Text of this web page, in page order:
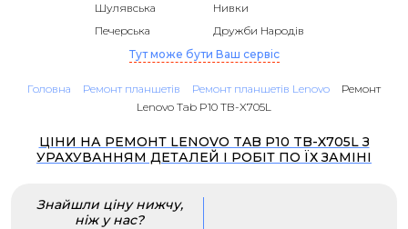
Шулявська
Нивки
Печерська
Дружби Народів
Тут може бути Ваш сервіс
Головна Ремонт планшетів Ремонт планшетів Lenovo
Ремонт
Lenovo Tab P10 TB-X705L
ЦІНИ НА РЕМОНТ LENOVO TAB P10 TB-X705L З
УРАХУВАННЯМ ДЕТАЛЕЙ І РОБІТ ПО ЇХ ЗАМІНІ
Знайшли ціну нижчу,
ніж у нас?